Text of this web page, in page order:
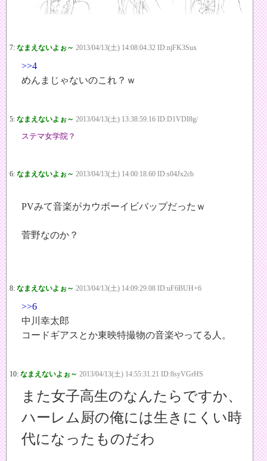
7: なまえないよぉ～ 2013/04/13(土) 14:08:04.32 ID:njFK3Sux
>>4
めんまじゃないのこれ？ｗ
5: なまえないよぉ～ 2013/04/13(土) 13:38:59.16 ID:D1VDI8g/
ステマ女学院？
6: なまえないよぉ～ 2013/04/13(土) 14:00:18.60 ID:s04Jx2cb
PVみて音楽がカウボーイビバップだったｗ
菅野なのか？
8: なまえないよぉ～ 2013/04/13(土) 14:09:29.08 ID:uF6BUH+6
>>6
中川幸太郎
コードギアスとか東映特撮物の音楽やってる人。
10: なまえないよぉ～ 2013/04/13(土) 14:55:31.21 ID:8syVGrHS
また女子高生のなんたらですか、
ハーレム厨の俺には生きにくい時
代になったものだわ